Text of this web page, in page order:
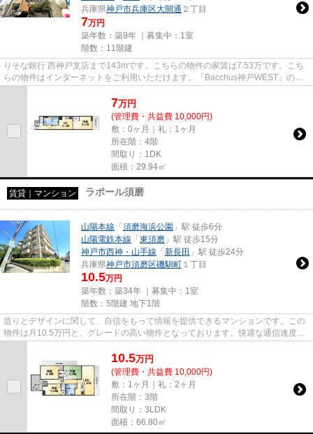
兵庫県神戸市兵庫区大開通 ２丁目
7万円
築年数：築9年 ｜募集中： 1室
階数：11階建
りそな銀行 西神戸支店まで143mです。こちらの物件の家賃は7.53万です。こち
らの物件はインターネットをご利用いただけます。「Bacchus神戸WEST」の物
7万円
(管理費・共益費 10,000円)
敷：0ヶ月｜礼：1ヶ月
所在階：4階
間取り：1DK
面積：29.94㎡
賃貸｜マンション ラポール須磨
山陽本線 「 須磨海浜公園 」駅 徒歩6分
山陽電鉄本線 「 東須磨 」駅 徒歩15分
神戸市西神・山手線 「 新長田 」駅 徒歩24分
兵庫県神戸市須磨区磯馴町 １丁目
10.5万円
築年数：築34年 ｜募集中： 1室
階数：5階建 地下1階
造りとデザインに関して、自信をもって情報を提供できるマンションです。この
物件は月10.5万円と、グレードの高い物件となっております。快適な通信速度で
10.5万円
(管理費・共益費 10,000円)
敷：1ヶ月｜礼：2ヶ月
所在階：3階
間取り：3LDK
面積：66.80㎡